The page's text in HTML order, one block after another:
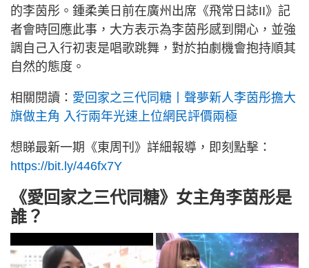
的李茵彤。鍾柔美日前在廣州出席《飛常日誌II》記
者會時回應此事，大方表示為李茵彤感到開心，並強
調自己入行初衷是唱歌跳舞，對於拍劇機會抱持順其
自然的態度。
相關閱讀： 愛回家之三代同糖丨聲夢新人李茵彤擔大
旗做主角 入行兩年光速上位網民評價兩極
想睇最新一期《東周刊》詳細報導，即刻點擊：
https://bit.ly/446fx7Y
《愛回家之三代同糖》女主角李茵彤是
誰？